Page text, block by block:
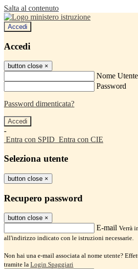
Salta al contenuto
Accedi
Accedi
button close ×
Nome Utente
Password
Password dimenticata?
-
Entra con SPID Entra con CIE
Seleziona utente
button close ×
Recupero password
button close ×
E-mail Verrà
all'indirizzo indicato con le istruzioni necessarie.
Non hai una e-mail associata al nome utente?
tramite la Login Spaggiari